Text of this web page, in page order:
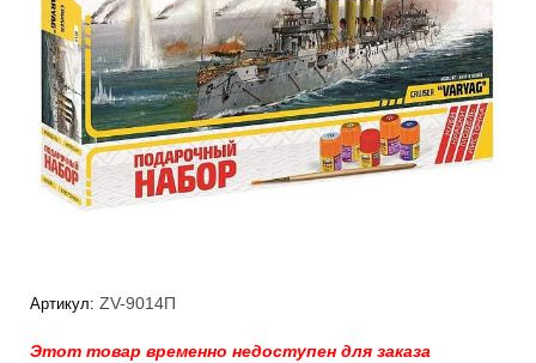
Артикул: ZV-9014П
Этот товар временно недоступен для заказа